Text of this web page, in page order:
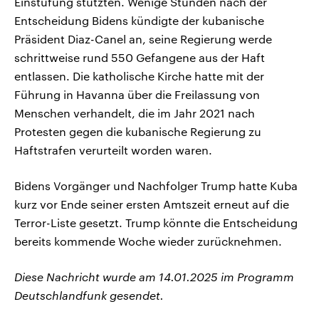
Entscheidung Bidens kündigte der kubanische
Präsident Diaz-Canel an, seine Regierung werde
schrittweise rund 550 Gefangene aus der Haft
entlassen. Die katholische Kirche hatte mit der
Führung in Havanna über die Freilassung von
Menschen verhandelt, die im Jahr 2021 nach
Protesten gegen die kubanische Regierung zu
Haftstrafen verurteilt worden waren.
Bidens Vorgänger und Nachfolger Trump hatte Kuba
kurz vor Ende seiner ersten Amtszeit erneut auf die
Terror-Liste gesetzt. Trump könnte die Entscheidung
bereits kommende Woche wieder zurücknehmen.
Diese Nachricht wurde am 14.01.2025 im Programm
Deutschlandfunk gesendet.